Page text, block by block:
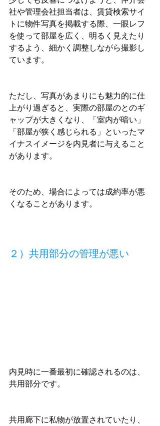
社や管理会社担当者は、賃貸検索サイ
トに物件写真を掲載する際、一眼レフ
を使って部屋を広く、明るく見えたり
するよう、細かく調整しながら撮影し
ています。
ただし、写真があまりにも魅力的に仕
上がり過ぎると、実際の部屋のとのギ
ャップが大きくなり、「室内が暗い」
「部屋が狭く感じられる」といったマ
イナスイメージを内見者に与えること
があります。
そのため、場合によっては成約率が悪
くなることがあります。
２）共用部分の管理が悪い
内見時に一番最初に確認されるのは、
共用部分です。
共用廊下に私物が放置されていたり、